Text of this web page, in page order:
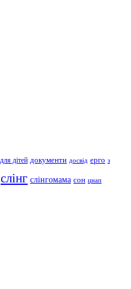
для дітей документи досвід ерго з
слінг слінгомама сон цнап